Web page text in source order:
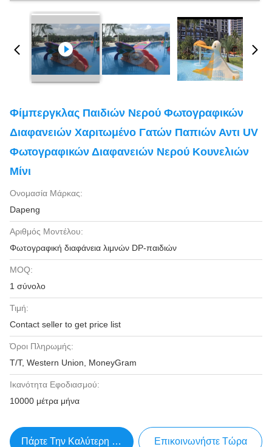
Φίμπεργκλας Παιδιών Νερού Φωτογραφικών
Διαφανειών Χαριτωμένο Γατών Παπιών Αντι UV
Φωτογραφικών Διαφανειών Νερού Κουνελιών
Μίνι
Ονομασία Μάρκας:
Dapeng
Αριθμός Μοντέλου:
Φωτογραφική διαφάνεια λιμνών DP-παιδιών
MOQ:
1 σύνολο
Τιμή:
Contact seller to get price list
Όροι Πληρωμής:
T/T, Western Union, MoneyGram
Ικανότητα Εφοδιασμού:
10000 μέτρα μήνα
Πάρτε Την Καλύτερη Τιμή Επικοινωνήστε Τώρα